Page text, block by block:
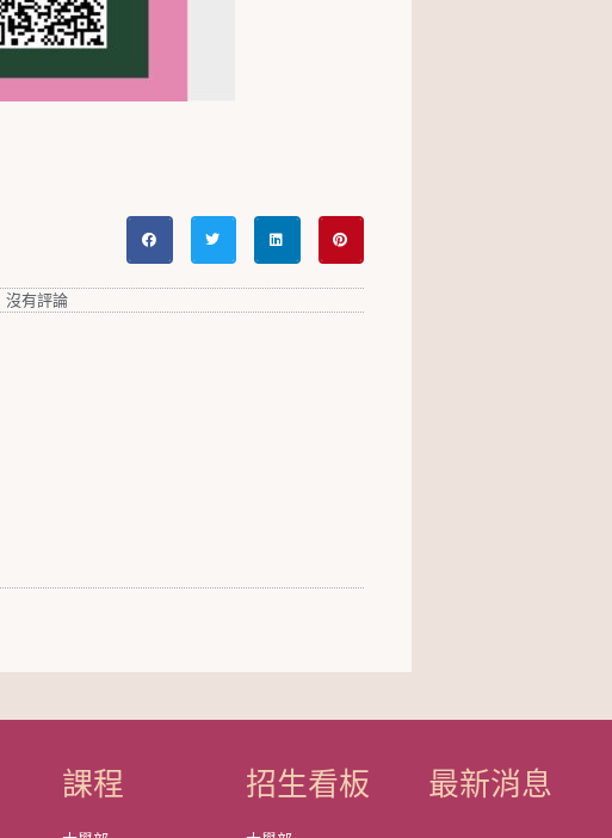
沒有評論
課程 招生看板 最新消息